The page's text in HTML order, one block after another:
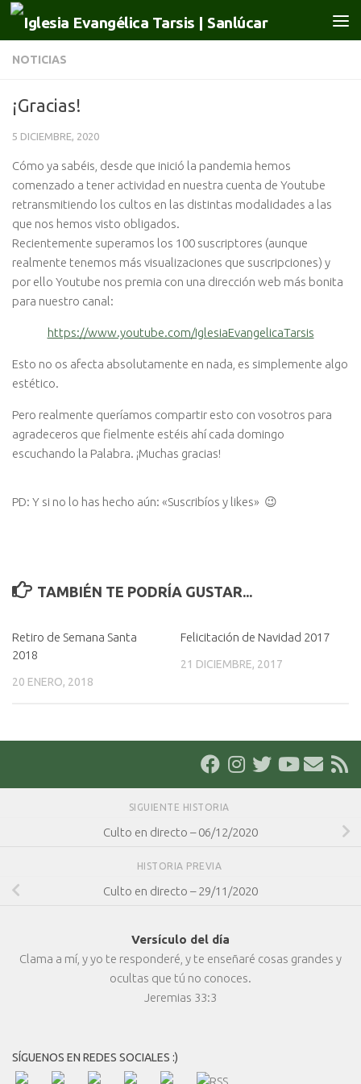
Saltar al contenido
NOTICIAS
¡Gracias!
5 DICIEMBRE, 2020
Cómo ya sabéis, desde que inició la pandemia hemos
comenzado a tener actividad en nuestra cuenta de Youtube
retransmitiendo los cultos en las distintas modalidades a las
que nos hemos visto obligados.
Recientemente superamos los 100 suscriptores (aunque
realmente tenemos más visualizaciones que suscripciones) y
por ello Youtube nos premia con una dirección web más bonita
para nuestro canal:
https://www.youtube.com/IglesiaEvangelicaTarsis
Esto no os afecta absolutamente en nada, es simplemente algo
estético.
Pero realmente queríamos compartir esto con vosotros para
agradeceros que fielmente estéis ahí cada domingo
escuchando la Palabra. ¡Muchas gracias!
PD: Y si no lo has hecho aún: «Suscribíos y likes» 😉
TAMBIÉN TE PODRÍA GUSTAR...
Retiro de Semana Santa
2018
20 ENERO, 2018
Felicitación de Navidad 2017
21 DICIEMBRE, 2017
SIGUIENTE HISTORIA
Culto en directo – 06/12/2020
HISTORIA PREVIA
Culto en directo – 29/11/2020
Versículo del día
Clama a mí, y yo te responderé, y te enseñaré cosas grandes y
ocultas que tú no conoces.
Jeremias 33:3
SÍGUENOS EN REDES SOCIALES :)